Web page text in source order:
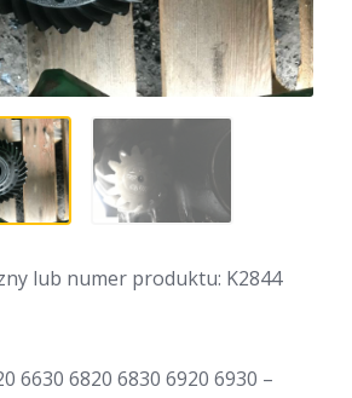
lub numer produktu: K2844
6630 6820 6830 6920 6930 –